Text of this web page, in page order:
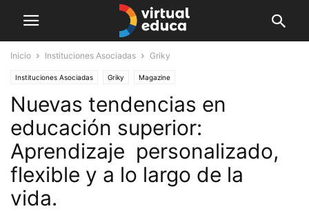
Inicio Instituciones Asociadas Griky
Instituciones Asociadas Griky Magazine
Nuevas tendencias en
educación superior:
Aprendizaje personalizado,
flexible y a lo largo de la
vida.